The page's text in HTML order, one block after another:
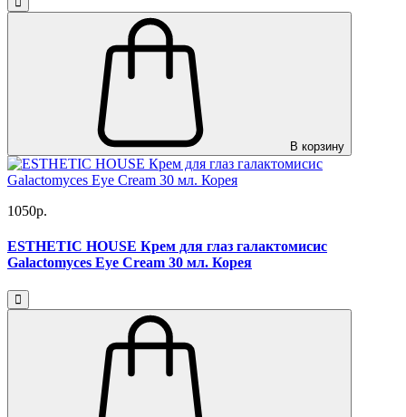
В корзину
1050р.
ESTHETIC HOUSE Крем для глаз галактомисис
Galactomyces Eye Cream 30 мл. Корея